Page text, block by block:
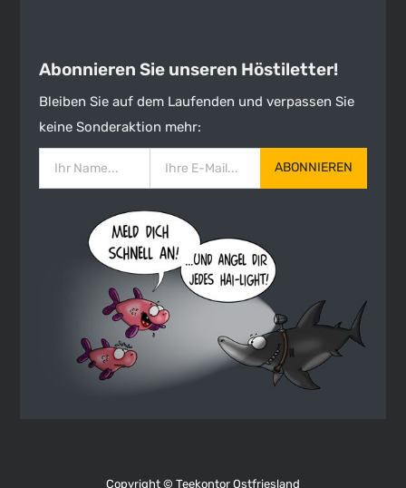
Abonnieren Sie unseren Höstiletter!
Bleiben Sie auf dem Laufenden und verpassen Sie
keine Sonderaktion mehr:
ABONNIEREN
Copyright © Teekontor Ostfriesland